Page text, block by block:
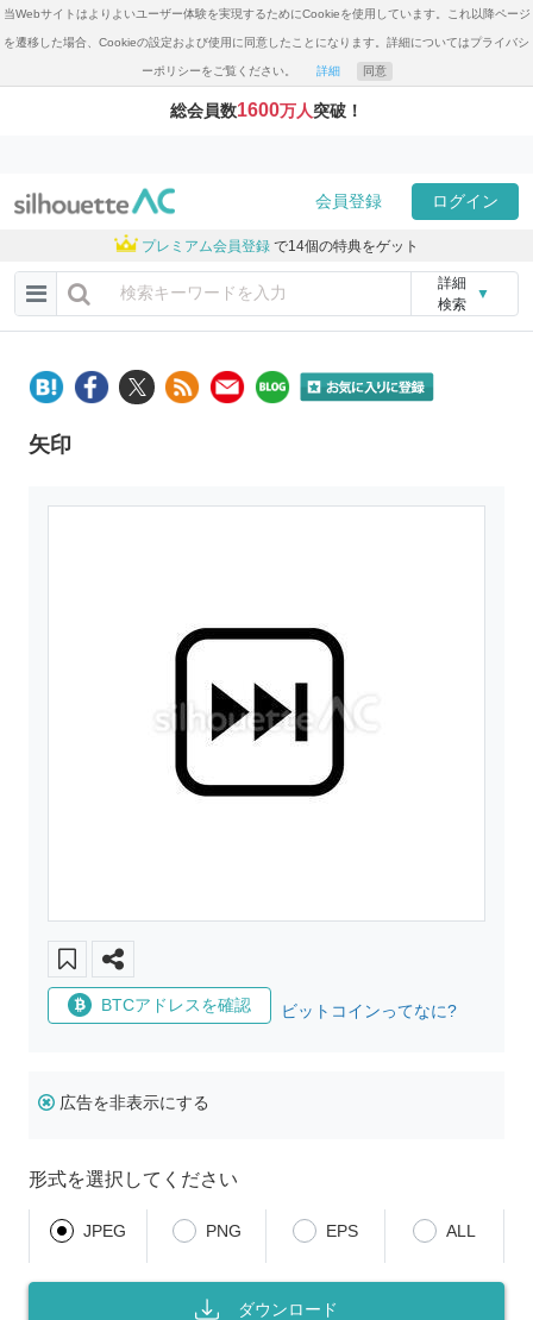
当Webサイトはよりよいユーザー体験を実現するためにCookieを使用しています。これ以降ページ
を遷移した場合、Cookieの設定および使用に同意したことになります。詳細についてはプライバシ
ーポリシーをご覧ください。 詳細 同意
総会員数1600万人突破！
会員登録 ログイン
プレミアム会員登録 で14個の特典をゲット
詳細
検索
▼
矢印
BTCアドレスを確認 ビットコインってなに?
広告を非表示にする
形式を選択してください
JPEG PNG EPS ALL
ダウンロード